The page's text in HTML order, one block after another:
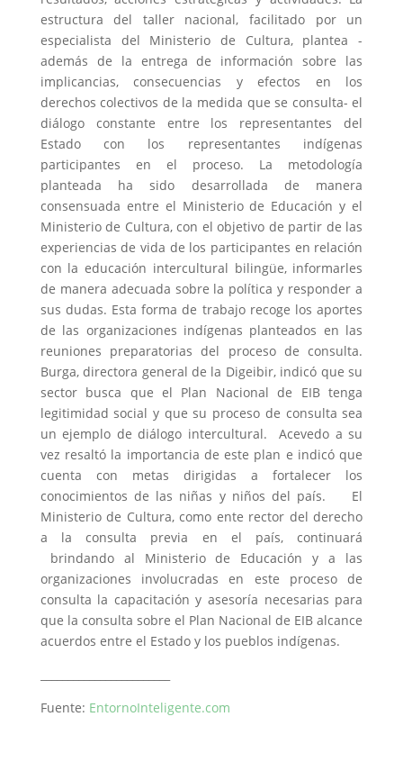
estructura del taller nacional, facilitado por un
especialista del Ministerio de Cultura, plantea -
además de la entrega de información sobre las
implicancias, consecuencias y efectos en los
derechos colectivos de la medida que se consulta- el
diálogo constante entre los representantes del
Estado con los representantes indígenas
participantes en el proceso. La metodología
planteada ha sido desarrollada de manera
consensuada entre el Ministerio de Educación y el
Ministerio de Cultura, con el objetivo de partir de las
experiencias de vida de los participantes en relación
con la educación intercultural bilingüe, informarles
de manera adecuada sobre la política y responder a
sus dudas. Esta forma de trabajo recoge los aportes
de las organizaciones indígenas planteados en las
reuniones preparatorias del proceso de consulta.
Burga, directora general de la Digeibir, indicó que su
sector busca que el Plan Nacional de EIB tenga
legitimidad social y que su proceso de consulta sea
un ejemplo de diálogo intercultural. Acevedo a su
vez resaltó la importancia de este plan e indicó que
cuenta con metas dirigidas a fortalecer los
conocimientos de las niñas y niños del país. El
Ministerio de Cultura, como ente rector del derecho
a la consulta previa en el país, continuará
brindando al Ministerio de Educación y a las
organizaciones involucradas en este proceso de
consulta la capacitación y asesoría necesarias para
que la consulta sobre el Plan Nacional de EIB alcance
acuerdos entre el Estado y los pueblos indígenas.
Fuente: EntornoInteligente.com